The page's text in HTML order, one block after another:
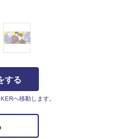
する
へ移動します。